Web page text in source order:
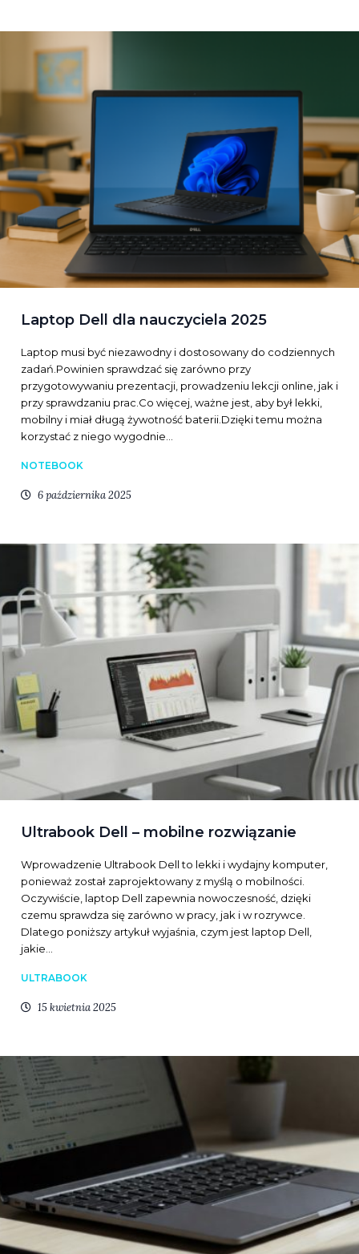
Laptop Dell dla nauczyciela 2025
Laptop musi być niezawodny i dostosowany do codziennych
zadań.Powinien sprawdzać się zarówno przy
przygotowywaniu prezentacji, prowadzeniu lekcji online, jak i
przy sprawdzaniu prac.Co więcej, ważne jest, aby był lekki,
mobilny i miał długą żywotność baterii.Dzięki temu można
korzystać z niego wygodnie…
NOTEBOOK
6 października 2025
Ultrabook Dell – mobilne rozwiązanie
Wprowadzenie Ultrabook Dell to lekki i wydajny komputer,
ponieważ został zaprojektowany z myślą o mobilności.
Oczywiście, laptop Dell zapewnia nowoczesność, dzięki
czemu sprawdza się zarówno w pracy, jak i w rozrywce.
Dlatego poniższy artykuł wyjaśnia, czym jest laptop Dell,
jakie…
ULTRABOOK
15 kwietnia 2025